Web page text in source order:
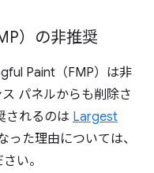
）の非推奨
Paint（FMP）は非
パネルからも削除さ
されるのは Largest
った理由については、
い。